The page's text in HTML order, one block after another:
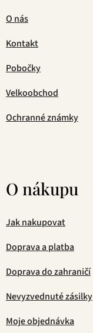
O nás
Kontakt
Pobočky
Velkoobchod
Ochranné známky
O nákupu
Jak nakupovat
Doprava a platba
Doprava do zahraničí
Nevyzvednuté zásilky
Moje objednávka